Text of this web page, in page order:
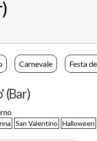
Carnevale Festa
(Bar)
San Valentino Halloween